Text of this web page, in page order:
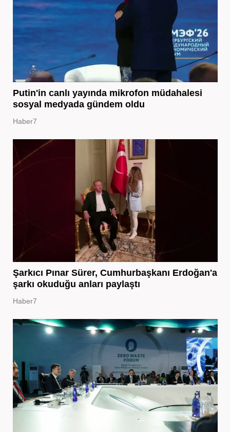
Putin'in canlı yayında mikrofon müdahalesi
sosyal medyada gündem oldu
Haber7
Şarkıcı Pınar Sürer, Cumhurbaşkanı Erdoğan'a
şarkı okuduğu anları paylaştı
Haber7